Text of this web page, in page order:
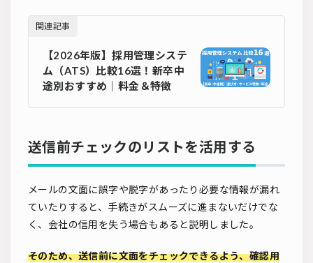
関連記事
【2026年版】採用管理システ
ム（ATS）比較16選！新卒中
途別おすすめ｜料金＆特徴
送信前チェックのリストを活用する
メールの文面に誤字や脱字があったり必要な情報が漏れ
ていたりすると、手続きがスムーズに進まないだけでな
く、会社の信用を失う場合もあると説明しました。
そのため、送信前に文面をチェックできるよう、確認用